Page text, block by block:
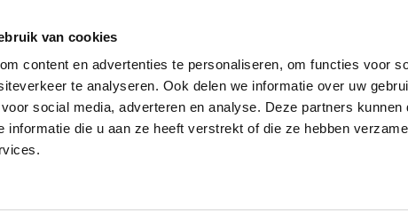
van cookies
content en advertenties te personaliseren, om functies voor
te analyseren. Ook delen we informatie over uw
social media, adverteren en analyse. Deze partners kunnen
informatie die u aan ze heeft verstrekt of die ze hebben